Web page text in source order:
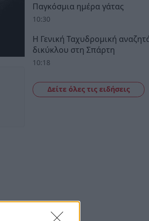
Παγκόσμια ημέρα γάτας
10:30
Η Γενική Ταχυδρομική
δικύκλου στη Σπάρτη
10:18
Δείτε όλες τις ειδήσεις